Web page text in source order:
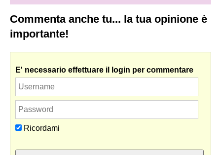
Commenta anche tu... la tua opinione è
importante!
E' necessario effettuare il login per commentare
Ricordami